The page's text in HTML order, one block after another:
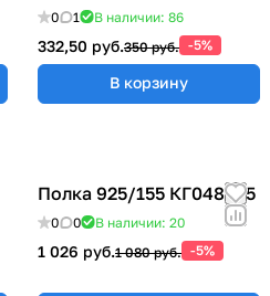
0 1 В наличии: 86
332,50 руб.350 руб. -5%
В корзину
Полка 925/155 КГ048825
0 0 В наличии: 20
1 026 руб.1 080 руб. -5%